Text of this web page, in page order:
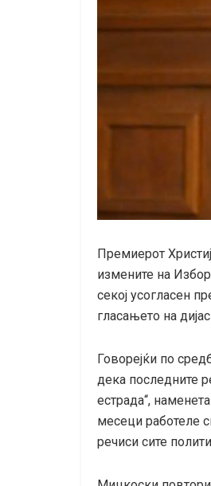
Премиерот
измените на
секој усогласен
гласањето на
Говорејќи по
дека последните
естрада“,
месеци работеле
речиси сите